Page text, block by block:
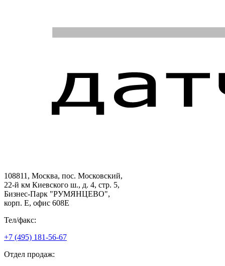
108811, Москва, пос. Московский,
22-й км Киевского ш., д. 4, стр. 5,
Бизнес-Парк "РУМЯНЦЕВО",
корп. Е, офис 608E
Тел/факс:
+7 (495) 181-56-67
Отдел продаж: